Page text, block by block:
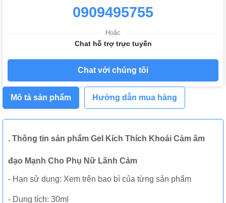
0909495755
Hoặc
Chat hỗ trợ trực tuyến
Chat với chúng tôi
Mô tả sản phẩm Hướng dẫn mua hàng
. Thông tin sản phẩm Gel Kích Thích Khoái Cảm âm
đạo Mạnh Cho Phụ Nữ Lãnh Cảm
- Hạn sử dụng: Xem trên bao bì của từng sản phẩm
- Dung tích: 30ml